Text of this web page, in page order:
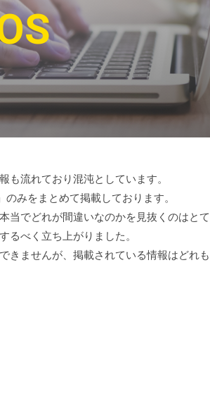
も流れており混沌としています。
みをまとめて掲載しております。
当でどれが間違いなのかを見抜くのはとて
るべく立ち上がりました。
きませんが、掲載されている情報はどれ